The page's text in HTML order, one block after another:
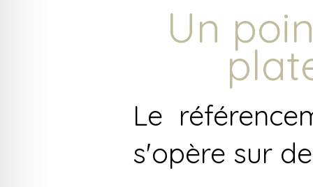
Un
Le
s'opère sur